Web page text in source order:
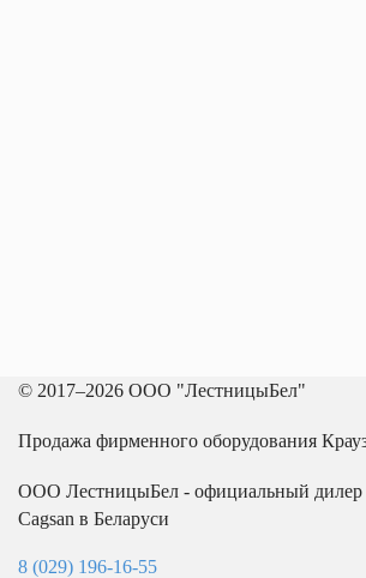
© 2017–2026 ООО "ЛестницыБел"
Продажа фирменного оборудования
ООО ЛестницыБел - официальный дилер
Cagsan в Беларуси
8 (029) 196-16-55